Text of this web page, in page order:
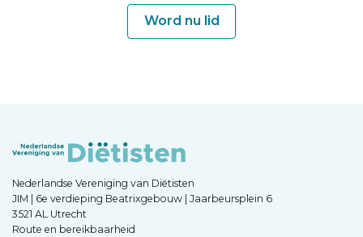
Word nu lid
Nederlandse Vereniging van Diëtisten
JIM | 6e verdieping Beatrixgebouw | Jaarbeursplein 6
3521 AL Utrecht
Route en bereikbaarheid